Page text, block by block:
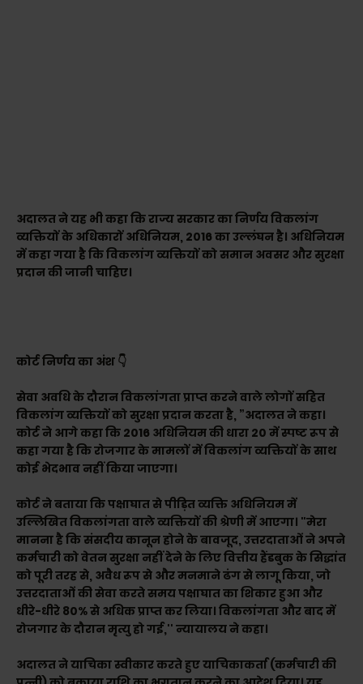
अदालत ने यह भी कहा कि राज्य सरकार का निर्णय विकलांग
व्यक्तियों के अधिकारों अधिनियम, 2016 का उल्लंघन है। अधिनियम
में कहा गया है कि विकलांग व्यक्तियों को समान अवसर और सुरक्षा
प्रदान की जानी चाहिए।
कोर्ट निर्णय का अंश 👇
सेवा अवधि के दौरान विकलांगता प्राप्त करने वाले लोगों सहित
विकलांग व्यक्तियों को सुरक्षा प्रदान करता है, ”अदालत ने कहा।
कोर्ट ने आगे कहा कि 2016 अधिनियम की धारा 20 में स्पष्ट रूप से
कहा गया है कि रोजगार के मामलों में विकलांग व्यक्तियों के साथ
कोई भेदभाव नहीं किया जाएगा।
कोर्ट ने बताया कि पक्षाघात से पीड़ित व्यक्ति अधिनियम में
उल्लिखित विकलांगता वाले व्यक्तियों की श्रेणी में आएगा। "मेरा
मानना है कि संसदीय कानून होने के बावजूद, उत्तरदाताओं ने अपने
कर्मचारी को वेतन सुरक्षा नहीं देने के लिए वित्तीय हैंडबुक के सिद्धांत
को पूरी तरह से, अवैध रूप से और मनमाने ढंग से लागू किया, जो
उत्तरदाताओं की सेवा करते समय पक्षाघात का शिकार हुआ और
धीरे-धीरे 80% से अधिक प्राप्त कर लिया। विकलांगता और बाद में
रोजगार के दौरान मृत्यु हो गई,'' न्यायालय ने कहा।
अदालत ने याचिका स्वीकार करते हुए याचिकाकर्ता (कर्मचारी की